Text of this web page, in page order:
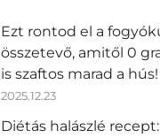
Ezt rontod el a
összetevő, amitől 0
is szaftos marad a hús!
2025.12.23
Diétás halászlé